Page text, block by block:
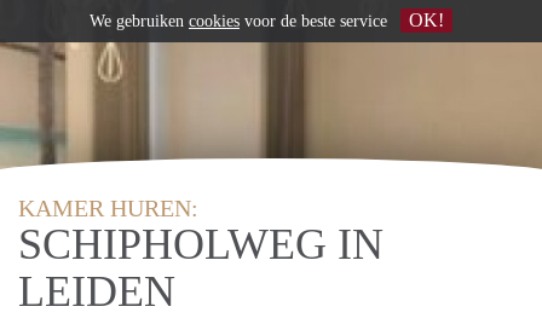
KAMER HUREN:
SCHIPHOLWEG IN
LEIDEN
We gebruiken cookies voor de beste service OK!